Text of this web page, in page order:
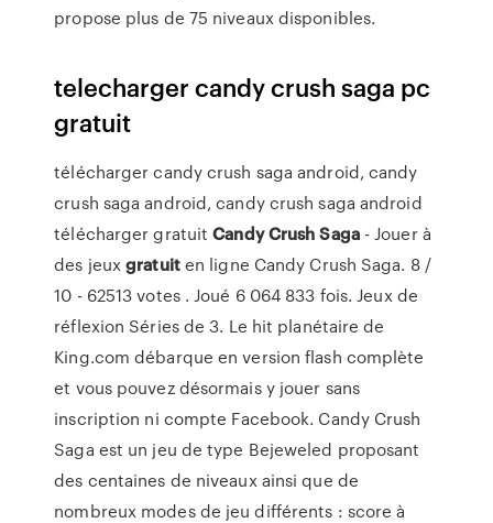
propose plus de 75 niveaux disponibles.
telecharger candy crush saga pc
gratuit
télécharger candy crush saga android, candy
crush saga android, candy crush saga android
télécharger gratuitCandy Crush Saga- Jouer à
des jeuxgratuiten ligne Candy Crush Saga. 8 /
10 - 62513 votes . Joué 6 064 833 fois. Jeux de
réflexion Séries de 3. Le hit planétaire de
King.com débarque en version flash complète
et vous pouvez désormais y jouer sans
inscription ni compte Facebook. Candy Crush
Saga est un jeu de type Bejeweled proposant
des centaines de niveaux ainsi que de
nombreux modes de jeu différents : score à